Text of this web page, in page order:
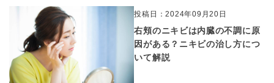
投稿日：2024年09月20日
右頬のニキビは内臓の不調に原
因がある？ニキビの治し方につ
いて解説